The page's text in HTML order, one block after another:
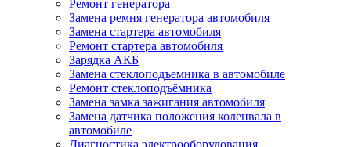
Ремонт генератора
Замена ремня генератора автомобиля
Замена стартера автомобиля
Ремонт стартера автомобиля
Зарядка АКБ
Замена стеклоподъемника в автомобиле
Ремонт стеклоподъёмника
Замена замка зажигания автомобиля
Замена датчика положения коленвала в
автомобиле
Диагностика электрооборудования